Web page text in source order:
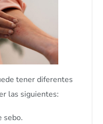
tener diferentes
las siguientes:
sebo.